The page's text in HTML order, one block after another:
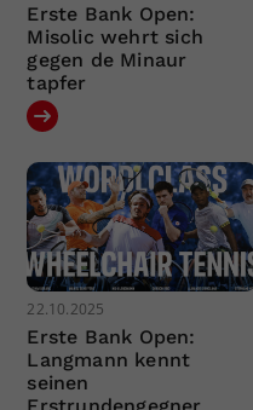
Erste Bank Open:
Misolic wehrt sich
gegen de Minaur
tapfer
22.10.2025
Erste Bank Open:
Langmann kennt
seinen